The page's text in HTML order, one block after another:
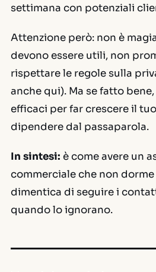
settimana con potenziali
Attenzione però: non è
devono essere utili, non
rispettare le regole sulla
anche qui). Ma se fatto
efficaci per far crescere il
dipendere dal passaparola.
In sintesi: è come avere un
commerciale che non dorme
dimentica di seguire i
quando lo ignorano.